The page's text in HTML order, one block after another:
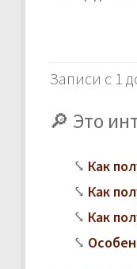
Записи с 1
Это
Как
Как
Как